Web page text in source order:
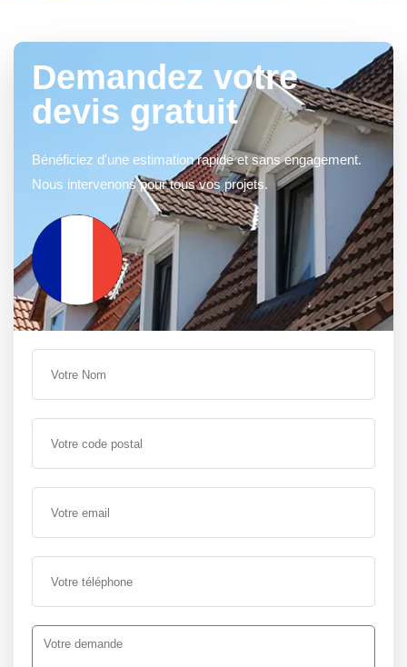
Demandez votre
devis gratuit
Bénéficiez d'une estimation rapide et sans engagement.
Nous intervenons pour tous vos projets.